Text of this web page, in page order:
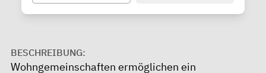
BESCHREIBUNG:
Wohngemeinschaften ermöglichen ein